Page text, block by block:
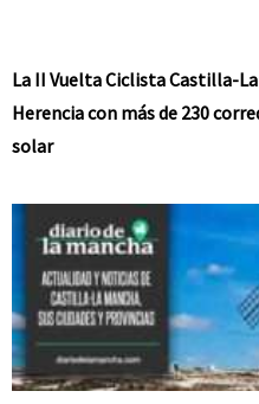
La II Vuelta Ciclista Castilla-
Herencia con más de 230
solar